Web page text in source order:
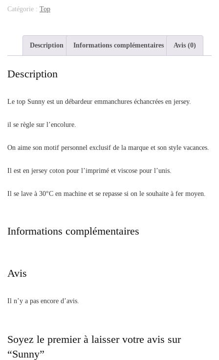
Catégorie : Top
Description Informations complémentaires Avis (0)
Description
Le top Sunny est un débardeur emmanchures échancrées en jersey.
il se règle sur l’encolure.
On aime son motif personnel exclusif de la marque et son style vacances.
Il est en jersey coton pour l’imprimé et viscose pour l’unis.
Il se lave à 30°C en machine et se repasse si on le souhaite à fer moyen.
Informations complémentaires
Avis
Il n’y a pas encore d’avis.
Soyez le premier à laisser votre avis sur
“Sunny”